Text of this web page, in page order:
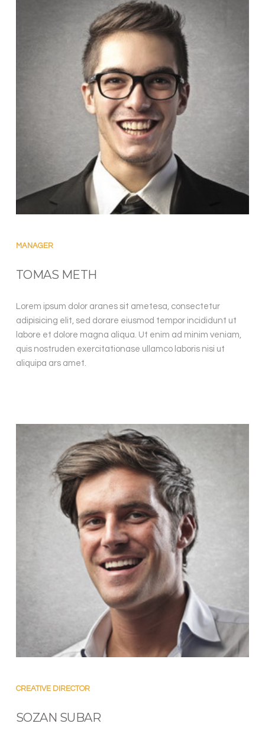
MANAGER
TOMAS METH
Lorem ipsum dolor aranes sit ametesa, consectetur
adipisicing elit, sed dorare eiusmod tempor incididunt ut
labore et dolore magna aliqua. Ut enim ad minim veniam,
quis nostruden exercitationase ullamco laboris nisi ut
aliquipa ars amet.
CREATIVE DIRECTOR
SOZAN SUBAR